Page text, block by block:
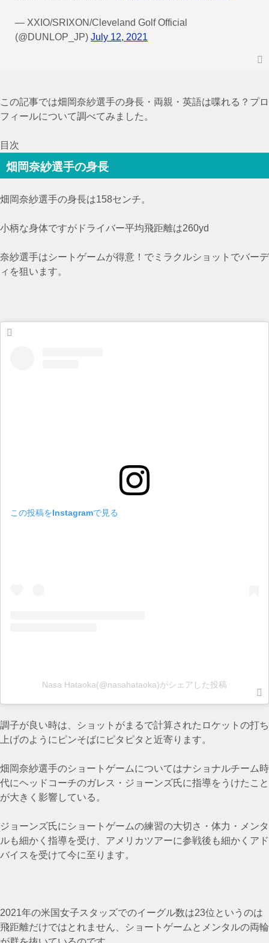
— XXIO/SRIXON/Cleveland Golf Official
(@DUNLOP_JP) July 12, 2021
この記事では畑岡奈紗選手の身長・両親・英語は喋れる？プロ
フィールについて調べてみました。
目次
畑岡奈紗選手の身長
畑岡奈紗選手の身長は158センチ。
小柄な身体ですがドライバー平均飛距離は260yd
奈紗選手はシートゲームが得意！でミラクルショットでバーデ
ィを狙います。
この投稿をInstagramで見る
Nasa Hataoka(@nasahataoka)がシェアした投稿
調子が良い時は、ショットがまるで計算されたロケットの打ち
上げのようにピンそばにピタピタと近寄ります。
畑岡奈紗選手のショートゲームについてはナショナルチーム時
代にヘッドコーチのガレス・ジョーンズ氏に指導をうけたこと
が大きく影響している。
ジョーンズ氏にショートゲームの練習の大切さ・体力・メンタ
ルも細かく指導を受け、アメリカツアーに参戦後も細かくアド
バイスを受けて今に至ります。
2021年の米国女子スタッズでのイーグル数は23位というのは
飛距離だけではとれません、ショートゲームとメンタルの両輪